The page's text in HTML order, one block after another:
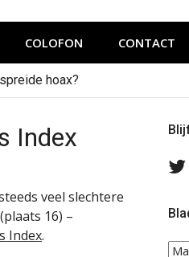
COLOFON CONTACT
hoax?
Index
veel slechtere
16) –
Index.